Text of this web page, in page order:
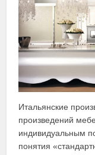
Итальянские
произведений
индивидуальным
понятия